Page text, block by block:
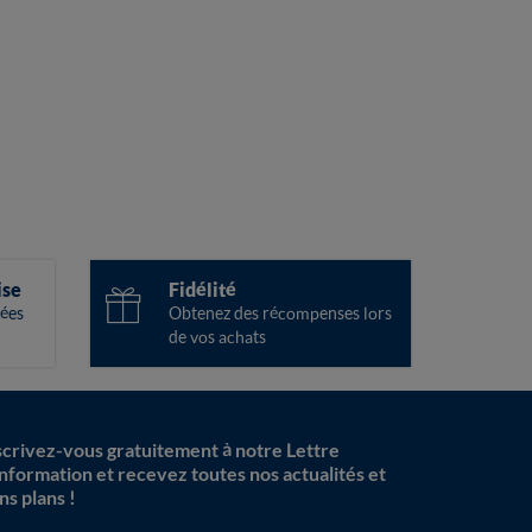
Fidélité
Obtenez des récompenses lors
de vos achats
vous gratuitement à notre Lettre
et recevez toutes nos actualités et
plans !